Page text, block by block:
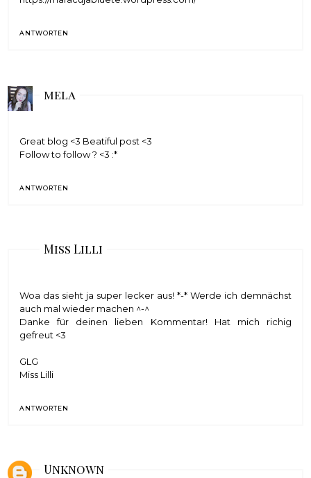
ANTWORTEN
mela
Great blog <3 Beatiful post <3
Follow to follow ? <3 :*
ANTWORTEN
Miss Lilli
Woa das sieht ja super lecker aus! *-* Werde ich demnächst
auch mal wieder machen ^-^
Danke für deinen lieben Kommentar! Hat mich richig
gefreut <3
GLG
Miss Lilli
ANTWORTEN
Unknown